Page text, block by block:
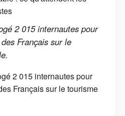
2 015 internautes pour
Français sur le
2 015 internautes pour
Français sur le tourisme